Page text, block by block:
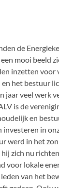
de
mooi beeld
inzetten
het bestuur
jaar veel werk
is de
en
investeren in
werd in het
zich nu
voor lokale
van het